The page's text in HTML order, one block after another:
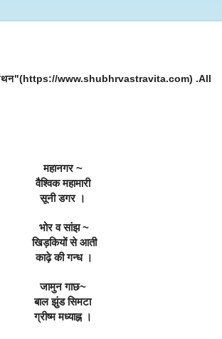
www.shubhrvastravita.com) .All
महानगर ~
वैश्विक महामारी
सूनी डगर ।
भोर व सांझ ~
खिड़कियों से आती
काढ़े की गन्ध ।
जामुन गाछ~
बाल झुंड सिमटा
ग्रीष्म मध्याह्न ।